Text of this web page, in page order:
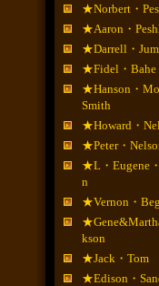
★Norbert・
★Aaron・
★Darrell・
★Fidel・Bahe
★Hanson・
Smith
★Howard・
★Peter・
★L・Eugene
n
★Vernon・
kson
★Jack・Tom
★Edison・